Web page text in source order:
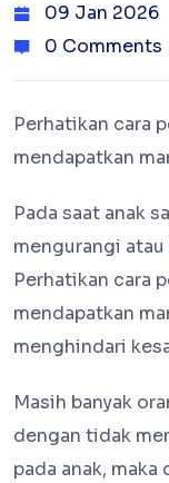
09 Jan 2026
0 Comments
Perhatikan cara
mendapatkan
Pada saat anak
mengurangi
Perhatikan cara
mendapatkan
menghindari
Masih banyak
dengan tidak
pada anak,